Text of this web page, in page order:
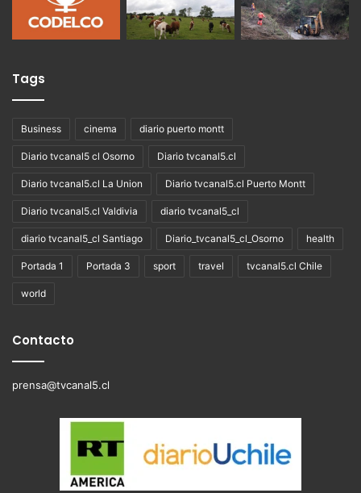
Tags
Business cinema diario puerto montt
Diario tvcanal5 cl Osorno Diario tvcanal5.cl
Diario tvcanal5.cl La Union Diario tvcanal5.cl Puerto Montt
Diario tvcanal5.cl Valdivia diario tvcanal5_cl
diario tvcanal5_cl Santiago Diario_tvcanal5_cl_Osorno health
Portada 1 Portada 3 sport travel tvcanal5.cl Chile
world
Contacto
prensa@tvcanal5.cl